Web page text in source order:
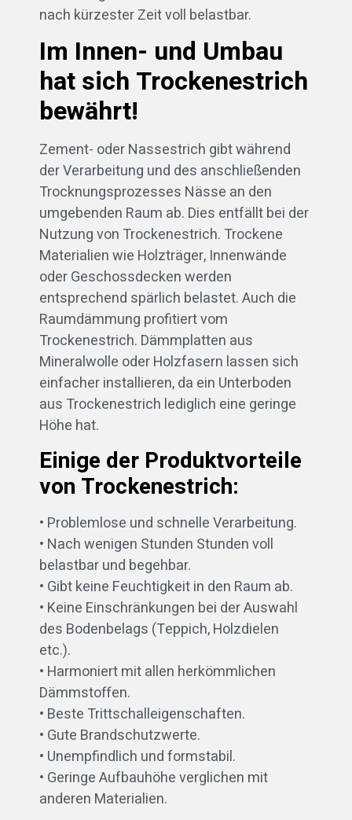
nach kürzester Zeit voll belastbar.
Im Innen- und Umbau
hat sich Trockenestrich
bewährt!
Zement- oder Nassestrich gibt während
der Verarbeitung und des anschließenden
Trocknungsprozesses Nässe an den
umgebenden Raum ab. Dies entfällt bei der
Nutzung von Trockenestrich. Trockene
Materialien wie Holzträger, Innenwände
oder Geschossdecken werden
entsprechend spärlich belastet. Auch die
Raumdämmung profitiert vom
Trockenestrich. Dämmplatten aus
Mineralwolle oder Holzfasern lassen sich
einfacher installieren, da ein Unterboden
aus Trockenestrich lediglich eine geringe
Höhe hat.
Einige der Produktvorteile
von Trockenestrich:
• Problemlose und schnelle Verarbeitung.
• Nach wenigen Stunden Stunden voll
belastbar und begehbar.
• Gibt keine Feuchtigkeit in den Raum ab.
• Keine Einschränkungen bei der Auswahl
des Bodenbelags (Teppich, Holzdielen
etc.).
• Harmoniert mit allen herkömmlichen
Dämmstoffen.
• Beste Trittschalleigenschaften.
• Gute Brandschutzwerte.
• Unempfindlich und formstabil.
• Geringe Aufbauhöhe verglichen mit
anderen Materialien.